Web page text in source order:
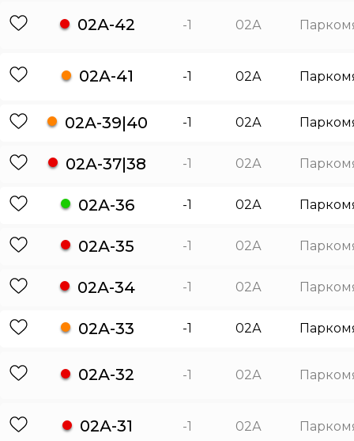
02А-42 -1 02А
02А-41 -1 02А
02А-39|40 -1 02А
02А-37|38 -1 02А
02А-36 -1 02А
02А-35 -1 02А
02А-34 -1 02А
02А-33 -1 02А
02А-32 -1 02А
02А-31 -1 02А